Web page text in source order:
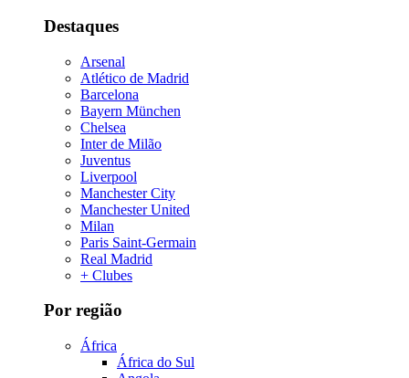
Destaques
Arsenal
Atlético de Madrid
Barcelona
Bayern München
Chelsea
Inter de Milão
Juventus
Liverpool
Manchester City
Manchester United
Milan
Paris Saint-Germain
Real Madrid
+ Clubes
Por região
África
África do Sul